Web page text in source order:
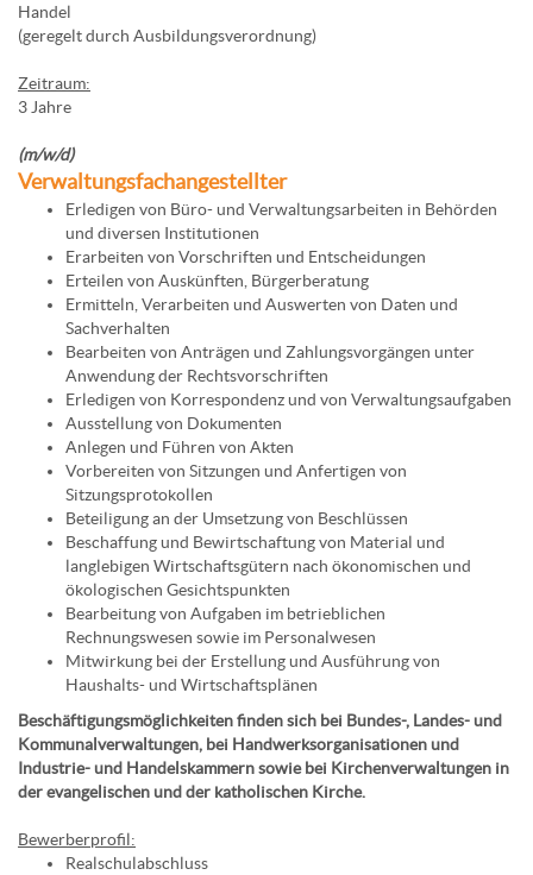
Handel
(geregelt durch Ausbildungsverordnung)
Zeitraum:
3 Jahre
(m/w/d)
Verwaltungsfachangestellter
Erledigen von Büro- und Verwaltungsarbeiten in Behörden
und diversen Institutionen
Erarbeiten von Vorschriften und Entscheidungen
Erteilen von Auskünften, Bürgerberatung
Ermitteln, Verarbeiten und Auswerten von Daten und
Sachverhalten
Bearbeiten von Anträgen und Zahlungsvorgängen unter
Anwendung der Rechtsvorschriften
Erledigen von Korrespondenz und von Verwaltungsaufgaben
Ausstellung von Dokumenten
Anlegen und Führen von Akten
Vorbereiten von Sitzungen und Anfertigen von
Sitzungsprotokollen
Beteiligung an der Umsetzung von Beschlüssen
Beschaffung und Bewirtschaftung von Material und
langlebigen Wirtschaftsgütern nach ökonomischen und
ökologischen Gesichtspunkten
Bearbeitung von Aufgaben im betrieblichen
Rechnungswesen sowie im Personalwesen
Mitwirkung bei der Erstellung und Ausführung von
Haushalts- und Wirtschaftsplänen
Beschäftigungsmöglichkeiten finden sich bei Bundes-, Landes- und
Kommunalverwaltungen, bei Handwerksorganisationen und
Industrie- und Handelskammern sowie bei Kirchenverwaltungen in
der evangelischen und der katholischen Kirche.
Bewerberprofil:
Realschulabschluss